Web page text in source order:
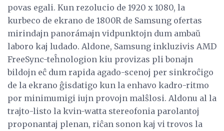
povas egali. Kun rezolucio de 1920 x 1080, la
kurbeco de ekrano de 1800R de Samsung ofertas
mirindajn panorámajn vidpunktojn dum ambaŭ
laboro kaj ludado. Aldone, Samsung inkluzivis AMD
FreeSync-teĥnologion kiu provizas pli bonajn
bildojn eĉ dum rapida agado-scenoj per sinkroĉigo
de la ekrano ĝisdatigo kun la enhavo kadro-ritmo
por minimumigi iujn provojn malŝlosi. Aldonu al la
trajto-listo la kvin-watta stereofonia parolantoj
proponantaj plenan, riĉan sonon kaj vi trovos la